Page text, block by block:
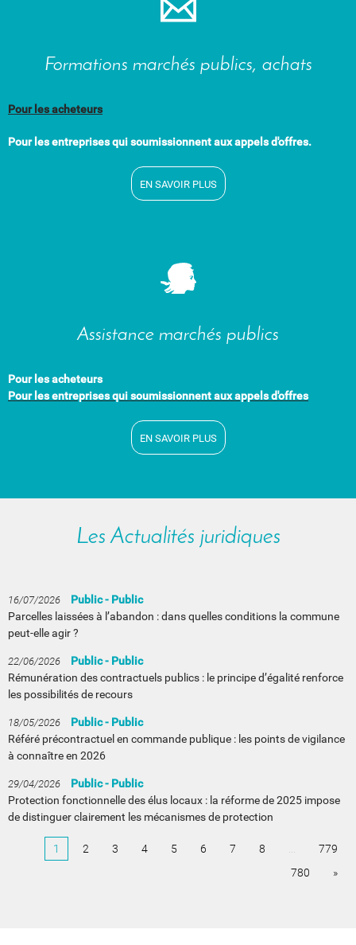
Formations marchés publics, achats
Pour les acheteurs
Pour les entreprises qui soumissionnent aux appels d'offres.
EN SAVOIR PLUS
Assistance marchés publics
Pour les acheteurs
Pour les entreprises qui soumissionnent aux appels d'offres
EN SAVOIR PLUS
Les Actualités juridiques
16/07/2026
Public - Public
Parcelles laissées à l’abandon : dans quelles conditions la commune
peut-elle agir ?
22/06/2026
Public - Public
Rémunération des contractuels publics : le principe d’égalité renforce
les possibilités de recours
18/05/2026
Public - Public
Référé précontractuel en commande publique : les points de vigilance
à connaître en 2026
29/04/2026
Public - Public
Protection fonctionnelle des élus locaux : la réforme de 2025 impose
de distinguer clairement les mécanismes de protection
1 2 3 4 5 6 7 8
779
780
»